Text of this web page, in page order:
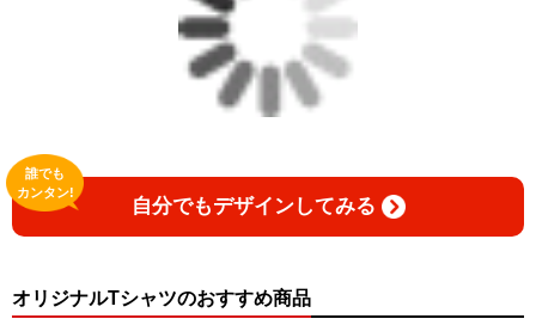
自分でもデザインしてみる
誰でも
カンタン!
オリジナルTシャツのおすすめ商品